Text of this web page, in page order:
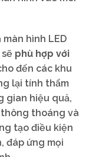
hình LED
phù hợp với
đến các khu
lại tính thẩm
gian hiệu quả,
thoáng và
tạo điều kiện
đáp ứng mọi